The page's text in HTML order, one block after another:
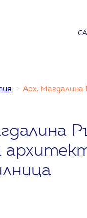
Арх. Магдалина